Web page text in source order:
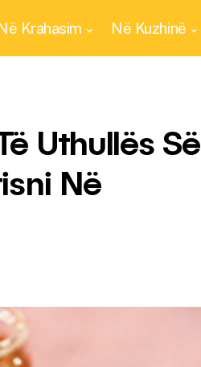
Krahasim Në Kuzhinë
Uthullës Së
Në